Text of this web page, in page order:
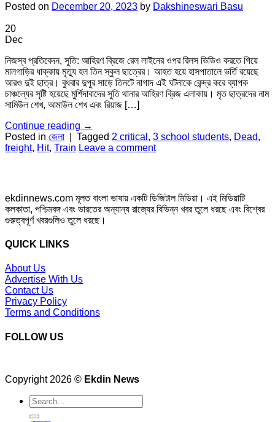
Posted on December 20, 2023 by Dakshineswari Basu
20
Dec
নিজস্ব প্রতিবেদন, সুতি: আহিরণ ব্রিজে রেল লাইনের ওপর রিলস ভিডিও করতে গিয়ে
মালগাড়ির ধাক্কায় মৃত্যু হল তিন স্কুল ছাত্রের। আহত হয়ে হাসপাতালে ভর্তি রয়েছে
আরও দুই ছাত্র। বুধবার দুপুর সাড়ে তিনটে নাগাদ এই ঘটনাকে কেন্দ্র করে ব্যাপক
চাঞ্চল্যের সৃষ্টি হয়েছে মুর্শিদাবাদের সুতি থানার আহিরণ ব্রিজ এলাকায়। মৃত ছাত্রদের নাম
সামিউল শেখ, আমাউল শেখ এবং রিয়াজ […]
Continue reading →
Posted in জেলা Tagged 2 critical , 3 school students, Dead,
freight, Hit, Train Leave a comment
ekdinnews.com মূলত বাংলা ভাষায় একটি ডিজিটাল মিডিয়া। এই মিডিয়াটি
কলকাতা, পশ্চিমবঙ্গ এবং ভারতের অন্যান্য রাজ্যের বিভিন্ন খবর তুলে ধরছে এবং বিশ্বের
গুরুত্বপূর্ণ খবরগুলিও তুলে ধরছে।
QUICK LINKS
About Us
Advertise With Us
Contact Us
Privacy Policy
Terms and Conditions
FOLLOW US
Copyright 2026 © Ekdin News